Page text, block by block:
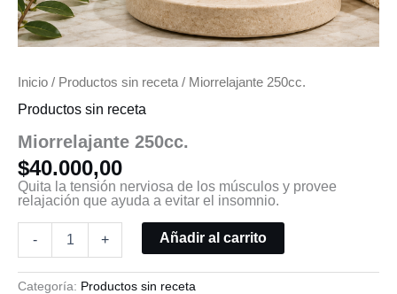
Inicio / Productos sin receta / Miorrelajante 250cc.
Productos sin receta
Miorrelajante 250cc.
$40.000,00
Quita la tensión nerviosa de los músculos y provee
relajación que ayuda a evitar el insomnio.
- + Añadir al carrito
Categoría: Productos sin receta